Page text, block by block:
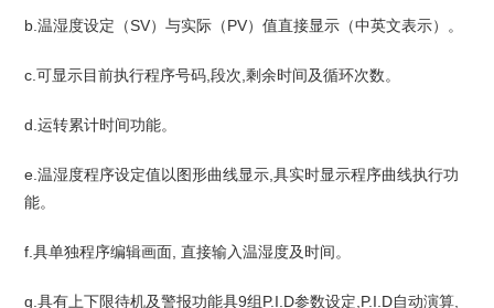
b.温湿度设定（SV）与实际（PV）值直接显示（中英文表示）。
c.可显示目前执行程序号码,段次,剩余时间及循环次数。
d.运转累计时间功能。
e.温湿度程序设定值以图形曲线显示,具实时显示程序曲线执行功
能。
f.具单独程序编辑画面, 直接输入温湿度及时间。
g.具有上下限待机及警报功能具9组P.I.D参数设定,P.I.D自动演算,